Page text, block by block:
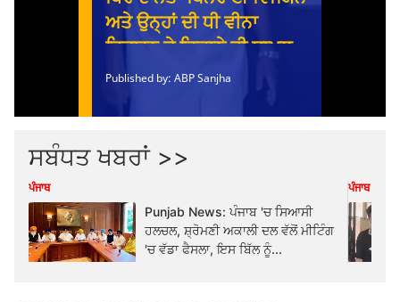
ਸਬੰਧਤ ਖਬਰਾਂ >>
ਪੰਜਾਬ
Punjab News: ਪੰਜਾਬ 'ਚ ਸਿਆਸੀ
ਹਲਚਲ, ਸ਼੍ਰੋਮਣੀ ਅਕਾਲੀ ਦਲ ਵੱਲੋਂ ਮੀਟਿੰਗ
'ਚ ਵੱਡਾ ਫੈਸਲਾ, ਇਸ ਬਿੱਲ ਨੂੰ...
ਪੰਜਾਬ